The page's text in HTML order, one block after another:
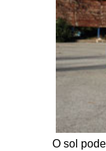
O sol